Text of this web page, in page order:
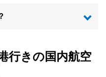
行きの国内航空